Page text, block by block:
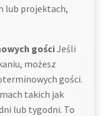
lub projektach,
gościJeśli
możesz
gości.
takich jak
lub tygodni. To